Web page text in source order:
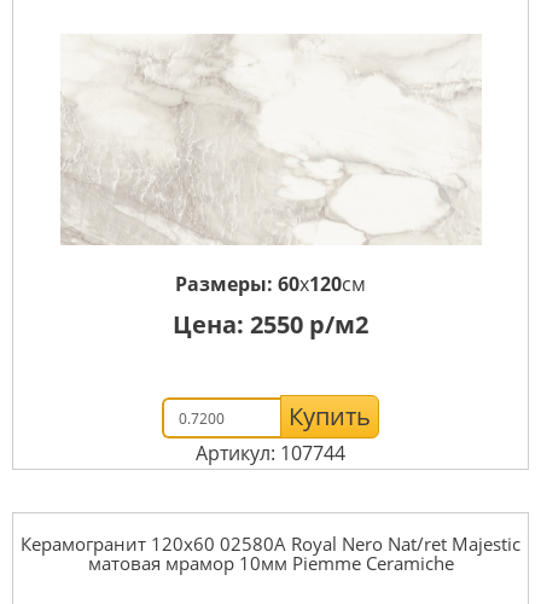
Размеры: 60x120см
Цена: 2550 р/м2
Купить
Артикул: 107744
Керамогранит 120x60 02580A Royal Nero Nat/ret Majestic
матовая мрамор 10мм Piemme Ceramiche